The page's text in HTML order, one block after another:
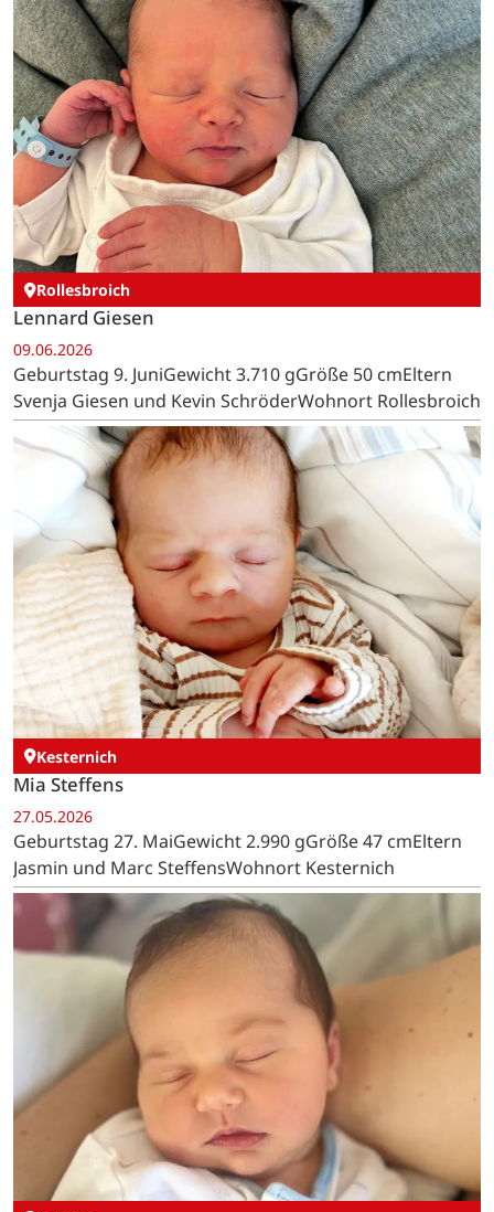
Rollesbroich
Lennard Giesen
09.06.2026
Geburtstag 9. JuniGewicht 3.710 gGröße 50 cmEltern
Svenja Giesen und Kevin SchröderWohnort Rollesbroich
Kesternich
Mia Steffens
27.05.2026
Geburtstag 27. MaiGewicht 2.990 gGröße 47 cmEltern
Jasmin und Marc SteffensWohnort Kesternich